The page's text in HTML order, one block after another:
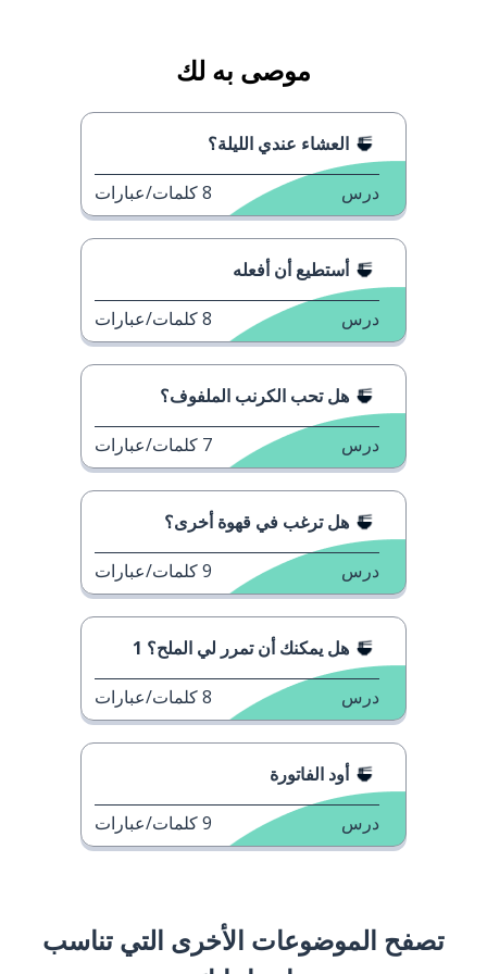
موصى به لك
العشاء عندي الليلة؟
درس 8كلمات/عبارات
أستطيع أن أفعله
درس 8كلمات/عبارات
هل تحب الكرنب الملفوف؟
درس 7 كلمات/عبارات
هل ترغب في قهوة أخرى؟
درس 9كلمات/عبارات
هل يمكنك أن تمرر لي الملح؟ 1
درس 8كلمات/عبارات
أود الفاتورة
درس 9كلمات/عبارات
تصفح الموضوعات الأخرى التي تناسب